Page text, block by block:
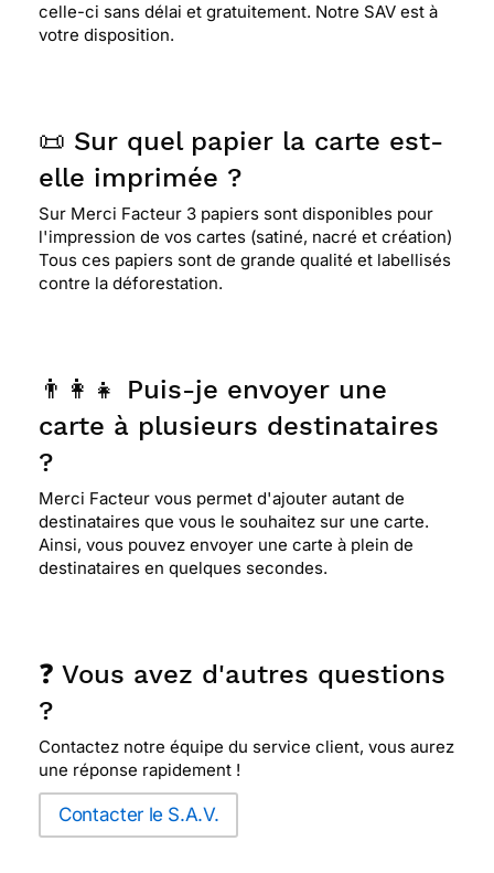
celle-ci sans délai et gratuitement. Notre SAV est à
votre disposition.
📜 Sur quel papier la carte est-
elle imprimée ?
Sur Merci Facteur 3 papiers sont disponibles pour
l'impression de vos cartes (satiné, nacré et création)
Tous ces papiers sont de grande qualité et labellisés
contre la déforestation.
👨‍👩‍👧 Puis-je envoyer une
carte à plusieurs destinataires
?
Merci Facteur vous permet d'ajouter autant de
destinataires que vous le souhaitez sur une carte.
Ainsi, vous pouvez envoyer une carte à plein de
destinataires en quelques secondes.
❓ Vous avez d'autres questions
?
Contactez notre équipe du service client, vous aurez
une réponse rapidement !
Contacter le S.A.V.